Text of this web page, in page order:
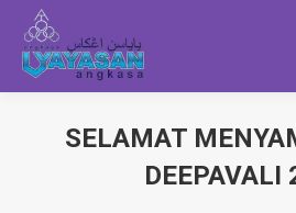
SELAMAT
DEEPAVALI